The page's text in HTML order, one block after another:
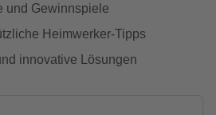
und Gewinnspiele
Heimwerker-Tipps
innovative Lösungen